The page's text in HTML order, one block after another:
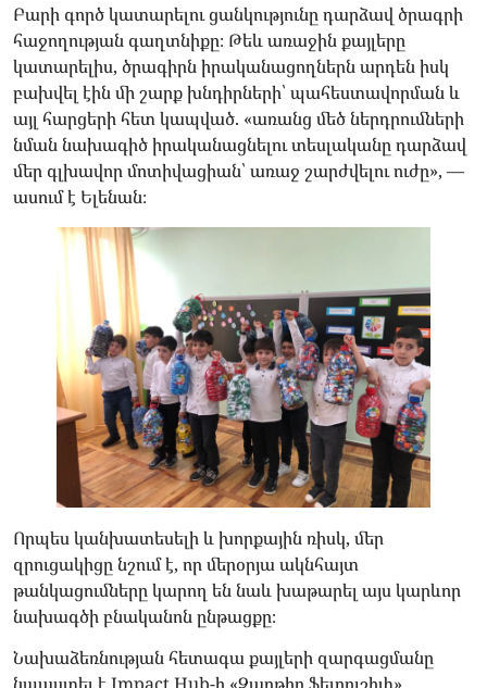
Բարի գործ կատարելու ցանկությունը դարձավ ծրագրի
հաջողության գաղտնիքը։ Թեև առաջին քայլերը
կատարելիս, ծրագիրն իրականացողներն արդեն իսկ
բախվել էին մի շարք խնդիրների՝ պահեստավորման և
այլ հարցերի հետ կապված. «առանց մեծ ներդրումների
նման նախագիծ իրականացնելու տեսլականը դարձավ
մեր գլխավոր մոտիվացիան՝ առաջ շարժվելու ուժը», —
ասում է Ելենան։
Որպես կանխատեսելի և խորքային ռիսկ, մեր
զրուցակիցը նշում է, որ մերօրյա ակնհայտ
թանկացումները կարող են նաև խաթարել այս կարևոր
նախագծի բնականոն ընթացքը։
Նախաձեռնության հետագա քայլերի զարգացմանը